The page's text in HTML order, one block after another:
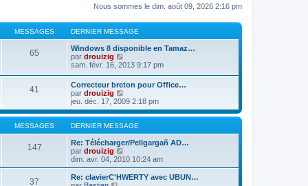
Nous sommes le dim. août 09, 2026 2:16 pm
MESSAGES DERNIER MESSAGE
65
Windows 8 disponible en Tamaz…
par drouizig
o
u
l
t
e
r
l
d
e
r
n
i
sam. févr. 16, 2013 9:17 pm
41
Correcteur breton pour Office…
par drouizig
o
n
s
u
l
t
r
l
e
jeu. déc. 17, 2009 2:18 pm
MESSAGES DERNIER MESSAGE
147
Re: Télécharger/Pellgargañ AD…
par drouizig
o
n
s
dim. avr. 04, 2010 10:24 am
37
Re: clavierC'HWERTY avec UBUN…